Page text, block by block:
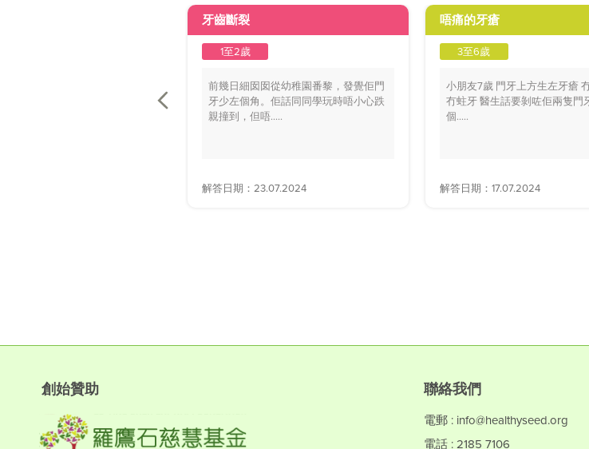
牙齒斷裂
1至2歲
前幾日細囡囡從幼稚園番黎，發覺佢門
牙少左個角。佢話同同學玩時唔小心跌
親撞到，但唔.....
解答日期：23.07.2024
唔痛的牙瘡
3至6歲
小朋友7歲 門牙上方生左牙瘡
冇蛀牙 醫生話要剝咗佢兩隻門
個.....
解答日期：17.07.2024
創始贊助 聯絡我們
電郵 : info@healthyseed.org
電話 : 2185 7106